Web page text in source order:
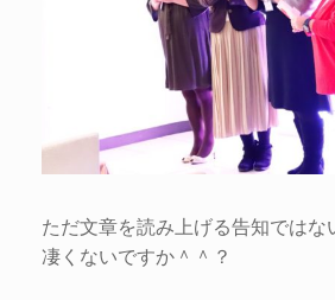
ただ文章を読み上げる告知ではな
凄くないですか＾＾？